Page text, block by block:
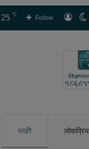
लगइन
Follow
25 ℃
भर्खरै लोकप्रिय